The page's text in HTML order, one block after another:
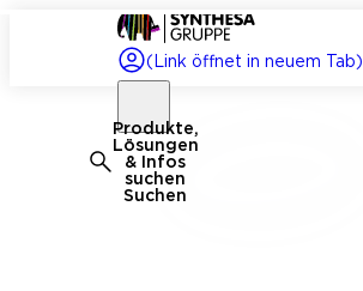
(Link öffnet in neuem Tab)
Produkte,
Lösungen
& Infos
suchen
Suchen